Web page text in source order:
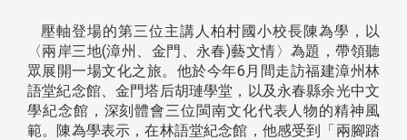
壓軸登場的第三位主講人柏村國小校長陳為學，以
〈兩岸三地(漳州、金門、永春)藝文情〉為題，帶領聽
眾展開一場文化之旅。他於今年6月間走訪福建漳州林
語堂紀念館、金門塔后胡璉學堂，以及永春縣余光中文
學紀念館，深刻體會三位閩南文化代表人物的精神風
範。陳為學表示，在林語堂紀念館，他感受到「兩腳踏